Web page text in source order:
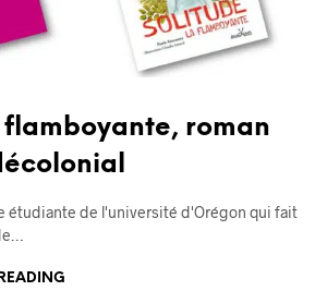
roman
étudiante de l'université d'Orégon qui fait